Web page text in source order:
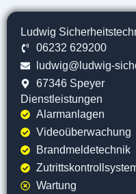
Ludwig
06232 629200
ludwig@ludwig-
67346 Speyer
Dienstleistungen
Alarmanlagen
Videoüberwachung
Brandmeldetechnik
Wartung